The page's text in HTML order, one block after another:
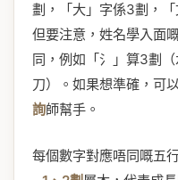
劃，「大」字係3劃，
但要注意，姓名學入面
同，例如「氵」算3劃
刀）。如果想準確，可
詢師幫手。
每個數字對應唔同嘅五